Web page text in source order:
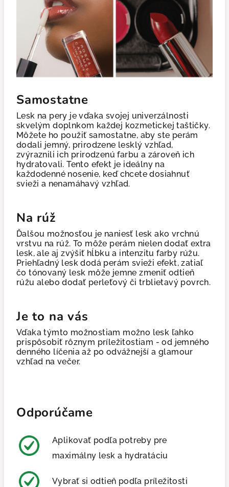
Samostatne
Lesk na pery je vďaka svojej univerzálnosti
skvelým doplnkom každej kozmetickej taštičky.
Môžete ho použiť samostatne, aby ste perám
dodali jemný, prirodzene lesklý vzhľad,
zvýraznili ich prirodzenú farbu a zároveň ich
hydratovali. Tento efekt je ideálny na
každodenné nosenie, keď chcete dosiahnuť
svieži a nenamáhavý vzhľad.
Na rúž
Ďalšou možnosťou je naniesť lesk ako vrchnú
vrstvu na rúž. To môže perám nielen dodať extra
lesk, ale aj zvýšiť hĺbku a intenzitu farby rúžu.
Priehľadný lesk dodá perám svieži efekt, zatiaľ
čo tónovaný lesk môže jemne zmeniť odtieň
rúžu alebo dodať perleťový či trblietavý povrch.
Je to na vás
Vďaka týmto možnostiam možno lesk ľahko
prispôsobiť rôznym príležitostiam - od jemného
denného líčenia až po odvážnejší a glamour
vzhľad na večer.
Odporúčame
Aplikovať podľa potreby pre
maximálny lesk a hydratáciu
Vybrať si odtieň podľa príležitosti